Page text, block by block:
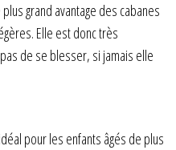
grand avantage des cabanes
Elle est donc très
de se blesser, si jamais elle
pour les enfants âgés de plus